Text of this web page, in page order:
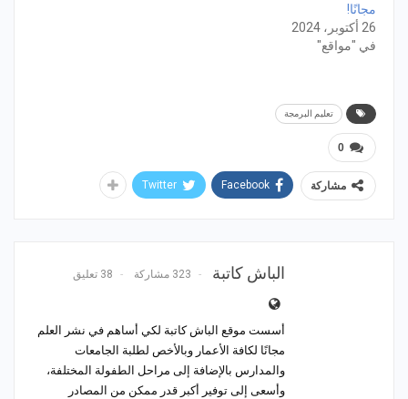
مجانًا!
26 أكتوبر، 2024
في "مواقع"
تعليم البرمجة
0
مشاركة Facebook
Twitter
الباش كاتبة 323 مشاركة 38 تعليق
أسست موقع الباش كاتبة لكي أساهم في نشر العلم
مجانًا لكافة الأعمار وبالأخص لطلبة الجامعات
والمدارس بالإضافة إلى مراحل الطفولة المختلفة،
وأسعى إلى توفير أكبر قدر ممكن من المصادر